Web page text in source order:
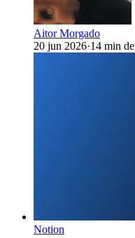
Aitor Morgado
20 jun 2026·14 min
Notion